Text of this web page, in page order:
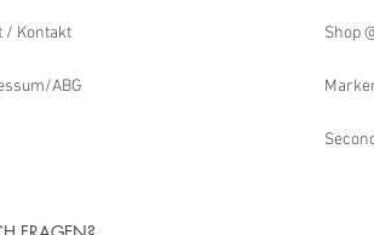
/ Kontakt
ABG
Shop